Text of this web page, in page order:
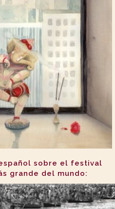
sobre el festival
grande del mundo: